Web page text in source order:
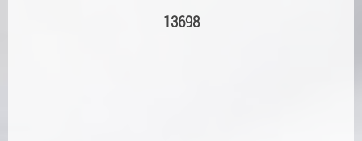
13698